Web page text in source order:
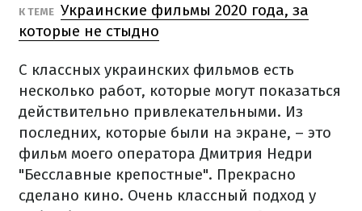
К ТЕМЕ Украинские фильмы 2020 года, за
которые не стыдно
С классных украинских фильмов есть
несколько работ, которые могут показаться
действительно привлекательными. Из
последних, которые были на экране, – это
фильм моего оператора Дмитрия Недри
"Бесславные крепостные". Прекрасно
сделано кино. Очень классный подход у